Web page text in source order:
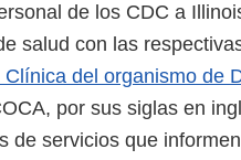
de los CDC a
salud con las
del organismo de
por sus siglas en
de servicios que